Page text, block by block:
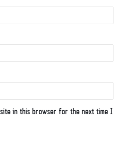
in this browser for the next time I